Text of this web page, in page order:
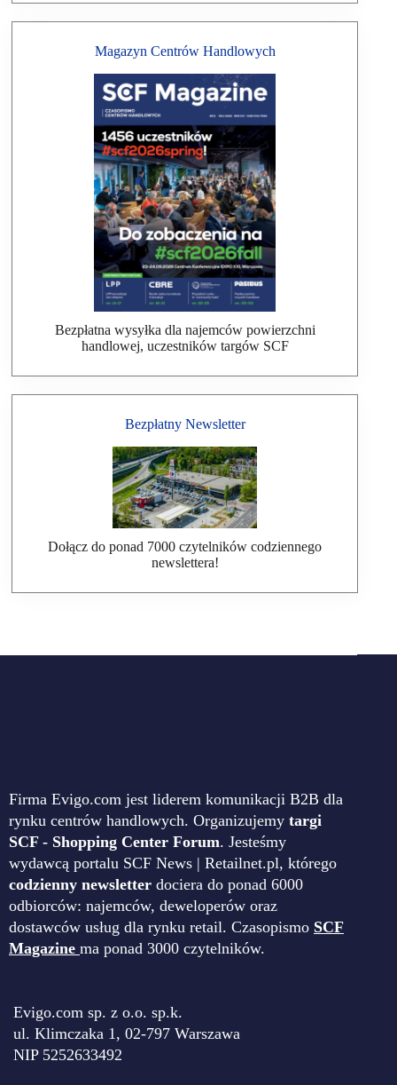
Magazyn Centrów Handlowych
Bezpłatna wysyłka dla najemców powierzchni
handlowej, uczestników targów SCF
Bezpłatny Newsletter
Dołącz do ponad 7000 czytelników codziennego
newslettera!
Firma Evigo.com jest liderem komunikacji B2B dla
rynku centrów handlowych. Organizujemy targi
SCF - Shopping Center Forum. Jesteśmy
wydawcą portalu SCF News | Retailnet.pl, którego
codzienny newsletter dociera do ponad 6000
odbiorców: najemców, deweloperów oraz
dostawców usług dla rynku retail. Czasopismo SCF
Magazine ma ponad 3000 czytelników.
Evigo.com sp. z o.o. sp.k.
ul. Klimczaka 1, 02-797 Warszawa
NIP 5252633492